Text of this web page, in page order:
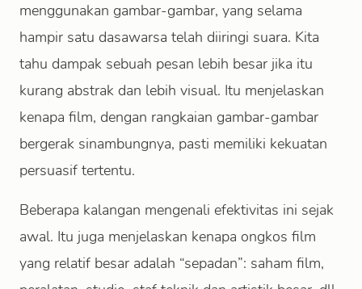
menggunakan gambar-gambar, yang selama
hampir satu dasawarsa telah diiringi suara. Kita
tahu dampak sebuah pesan lebih besar jika itu
kurang abstrak dan lebih visual. Itu menjelaskan
kenapa film, dengan rangkaian gambar-gambar
bergerak sinambungnya, pasti memiliki kekuatan
persuasif tertentu.
Beberapa kalangan mengenali efektivitas ini sejak
awal. Itu juga menjelaskan kenapa ongkos film
yang relatif besar adalah “sepadan”: saham film,